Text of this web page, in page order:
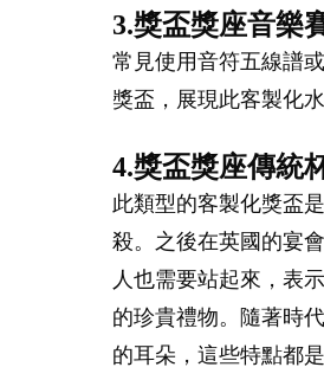
3.獎盃獎座音樂
常見使用音符五線譜
獎盃，展現此客製化
4.獎盃獎座傳統
此類型的客製化獎盃
殺。之後在英國的宴
人也需要站起來，表
的珍貴禮物。隨著時
的耳朵，這些特點都